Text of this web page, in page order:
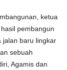
ketua
pembangun
jalan baru lingkar
sebuah
Agamis dan